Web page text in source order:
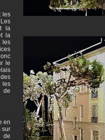
les
la
la
les
le
les
de
en
sur
de